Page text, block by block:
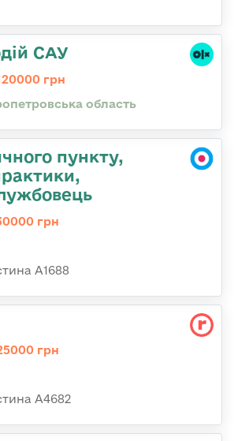
САУ
грн
область
пункту,
грн
А1688
грн
А4682